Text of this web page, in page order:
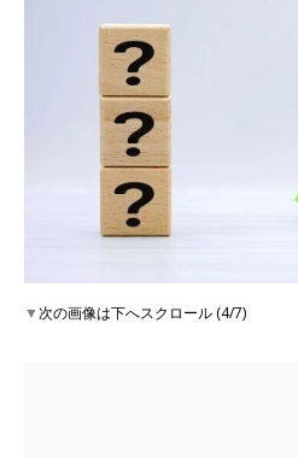
▼次の画像は下へスクロール (4/7)